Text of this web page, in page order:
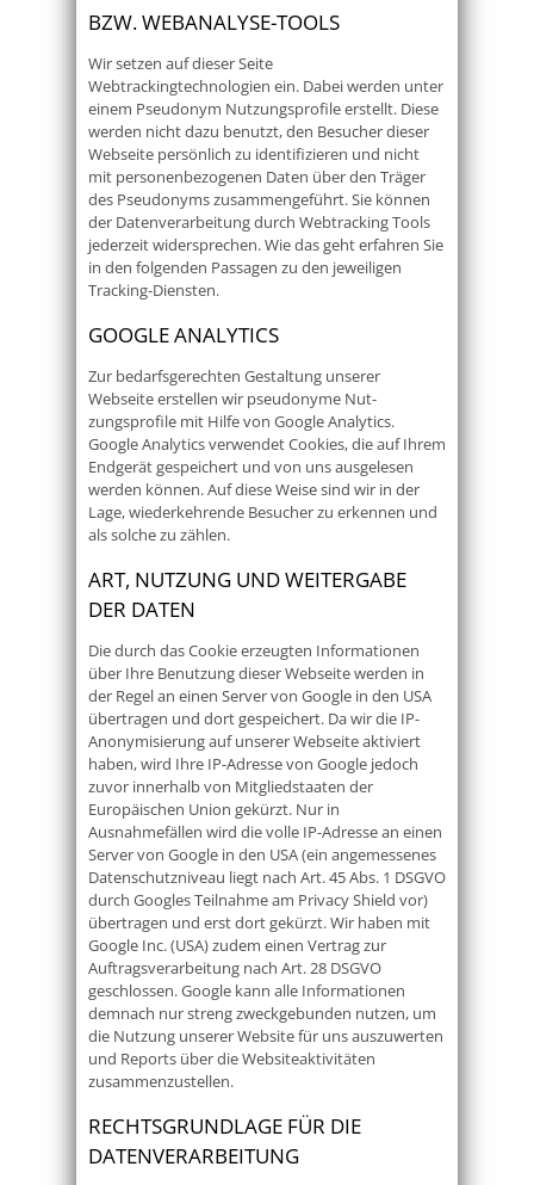
BZW. WEBANALYSE-TOOLS
Wir setzen auf dieser Seite
Webtrackingtechnologien ein. Dabei werden unter
einem Pseudonym Nutzungsprofile erstellt. Diese
werden nicht dazu benutzt, den Besucher dieser
Webseite persönlich zu identifizieren und nicht
mit personenbezogenen Daten über den Träger
des Pseudonyms zusammengeführt. Sie können
der Datenverarbeitung durch Webtracking Tools
jederzeit widersprechen. Wie das geht erfahren Sie
in den folgenden Passagen zu den jeweiligen
Tracking-Diensten.
GOOGLE ANALYTICS
Zur bedarfsgerechten Gestaltung unserer
Webseite erstellen wir pseudonyme Nut-
zungsprofile mit Hilfe von Google Analytics.
Google Analytics verwendet Cookies, die auf Ihrem
Endgerät gespeichert und von uns ausgelesen
werden können. Auf diese Weise sind wir in der
Lage, wiederkehrende Besucher zu erkennen und
als solche zu zählen.
ART, NUTZUNG UND WEITERGABE
DER DATEN
Die durch das Cookie erzeugten Informationen
über Ihre Benutzung dieser Webseite werden in
der Regel an einen Server von Google in den USA
übertragen und dort gespeichert. Da wir die IP-
Anonymisierung auf unserer Webseite aktiviert
haben, wird Ihre IP-Adresse von Google jedoch
zuvor innerhalb von Mitgliedstaaten der
Europäischen Union gekürzt. Nur in
Ausnahmefällen wird die volle IP-Adresse an einen
Server von Google in den USA (ein angemessenes
Datenschutzniveau liegt nach Art. 45 Abs. 1 DSGVO
durch Googles Teilnahme am Privacy Shield vor)
übertragen und erst dort gekürzt. Wir haben mit
Google Inc. (USA) zudem einen Vertrag zur
Auftragsverarbeitung nach Art. 28 DSGVO
geschlossen. Google kann alle Informationen
demnach nur streng zweckgebunden nutzen, um
die Nutzung unserer Website für uns auszuwerten
und Reports über die Websiteaktivitäten
zusammenzustellen.
RECHTSGRUNDLAGE FÜR DIE
DATENVERARBEITUNG